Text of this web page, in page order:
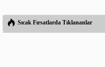
Sıcak Fırsatlarda Tıklananlar